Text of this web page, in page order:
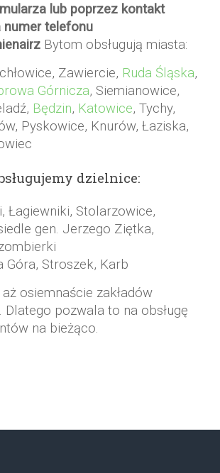
lub poprzez kontakt
telefonu
Bytom obsługują miasta:
Zawiercie, Ruda Śląska,
Górnicza, Siemianowice,
Będzin, Katowice, Tychy,
Pyskowice, Knurów, Łaziska,
dzielnice:
Łagiewniki, Stolarzowice,
gen. Jerzego Ziętka,
Góra, Stroszek, Karb
aż osiemnaście zakładów
Dlatego pozwala to na obsługę
na bieżąco.